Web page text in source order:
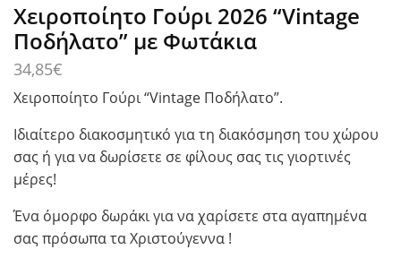
Χειροποίητο Γούρι 2026 “Vintage
Ποδήλατο” με Φωτάκια
34,85€
Χειροποίητο Γούρι “Vintage Ποδήλατο”.
Ιδιαίτερο διακοσμητικό για τη διακόσμηση του χώρου
σας ή για να δωρίσετε σε φίλους σας τις γιορτινές
μέρες!
Ένα όμορφο δωράκι για να χαρίσετε στα αγαπημένα
σας πρόσωπα τα Χριστούγεννα !